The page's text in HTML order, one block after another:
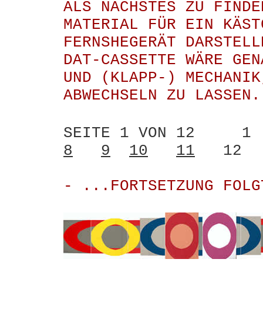
ALS NÄCHSTES ZU
MATERIAL FÜR EIN
FERNSHEGERÄT
DAT-CASSETTE WÄRE
UND (KLAPP-)
ABWECHSELN ZU
SEITE 1 VON 12
8
9 10 11 12
- ...FORTSETZUNG